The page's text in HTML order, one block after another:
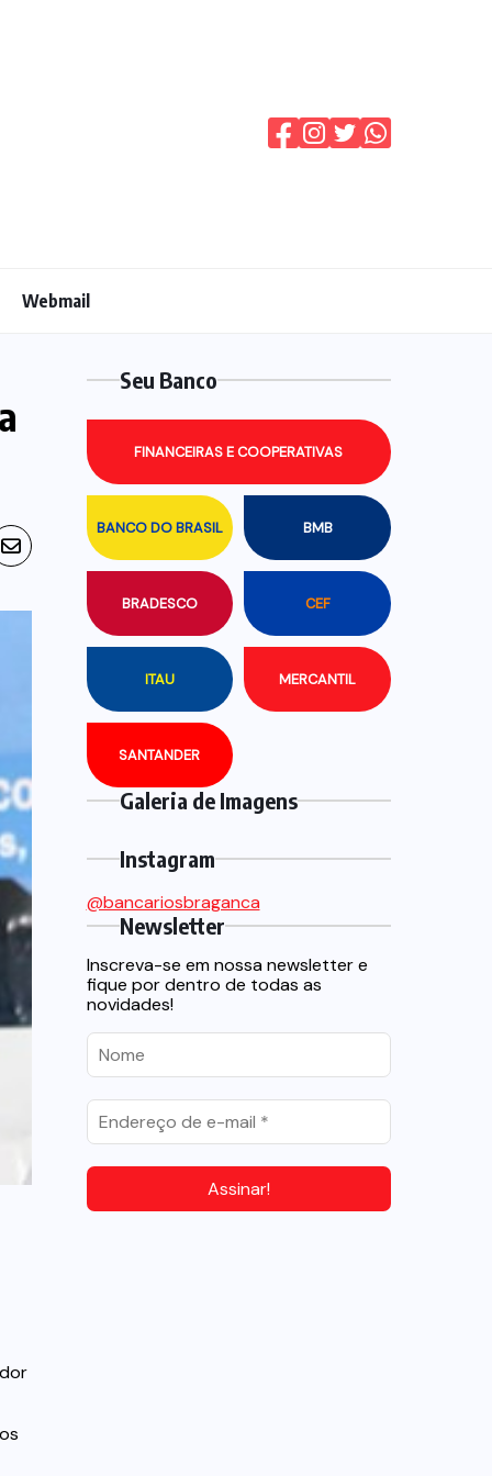
Webmail
Seu Banco
BANCO DO BRASIL BMB
BRADESCO CEF
FINANCEIRAS E COOPERATIVAS
ITAU MERCANTIL
SANTANDER
Galeria de Imagens
Instagram
@bancariosbraganca
Newsletter
Inscreva-se em nossa newsletter e
fique por dentro de todas as
novidades!